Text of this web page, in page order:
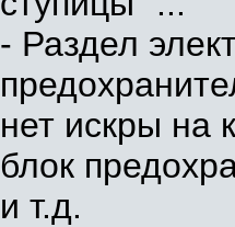
- Раздел
нет искры на
блок
и т.д.